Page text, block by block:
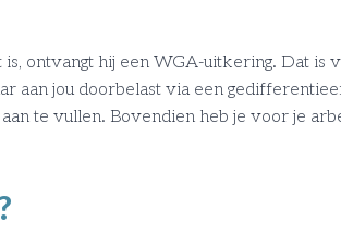
ontvangt hij een WGA-uitkering. Dat is
aan jou doorbelast via een
te vullen. Bovendien heb je voor je